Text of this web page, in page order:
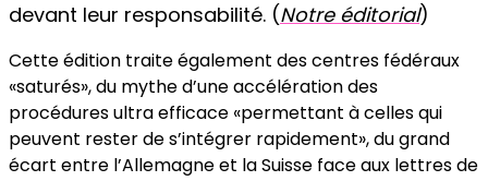
devant leur responsabilité. (Notre éditorial)
Cette édition traite également des centres fédéraux
«saturés», du mythe d’une accélération des
procédures ultra efficace «permettant à celles qui
peuvent rester de s’intégrer rapidement», du grand
écart entre l’Allemagne et la Suisse face aux lettres de